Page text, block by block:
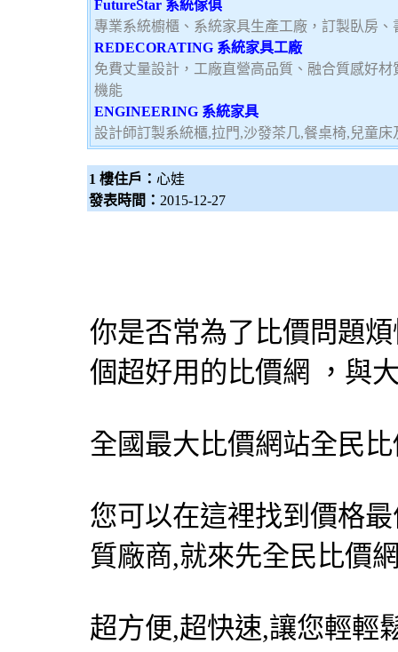
FutureStar 系統傢俱
專業系統櫥櫃、系統家具生產工廠，訂製臥房、
REDECORATING 系統家具工廠
免費丈量設計，工廠直營高品質、融合質感好
機能
ENGINEERING 系統家具
設計師訂製系統櫃,拉門,沙發茶几,餐桌椅,兒童
1 樓住戶： 心娃
發表時間： 2015-12-27
你是否常為了比價問題
個超好用的比價網 ，與
全國最大比價網站全民
您可以在這裡找到價格
質廠商,就來先全民比價
超方便,超快速,讓您輕輕